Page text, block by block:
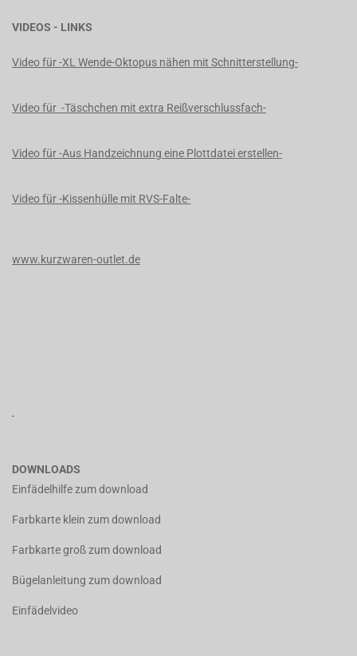
VIDEOS - LINKS
Video für -XL Wende-Oktopus nähen mit Schnitterstellung-
Video für -Täschchen mit extra Reißverschlussfach-
Video für -Aus Handzeichnung eine Plottdatei erstellen-
Video für -Kissenhülle mit RVS-Falte-
www.kurzwaren-outlet.de
DOWNLOADS
Einfädelhilfe zum download
Farbkarte klein zum download
Farbkarte groß zum download
Bügelanleitung zum download
Einfädelvideo